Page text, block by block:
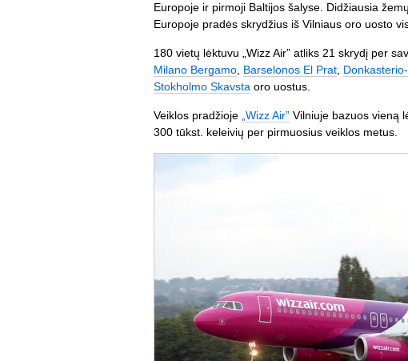
Europoje ir pirmoji Baltijos šalyse. Didžiausia
Europoje pradės skrydžius iš Vilniaus oro uosto
180 vietų lėktuvu „Wizz Air” atliks 21 skrydį per
Milano Bergamo Barselonos El Prat
Stokholmo Skavsta oro uostus.
Veiklos pradžioje „Wizz Air” Vilniuje bazuos vieną
300 tūkst. keleivių per pirmuosius veiklos metus.